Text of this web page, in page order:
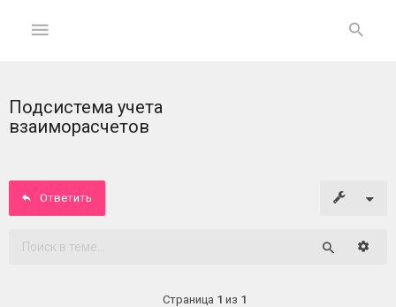
ГЛАВНАЯ
Вход
Подсистема учета
взаиморасчетов
Ответить
Страница 1 из 1